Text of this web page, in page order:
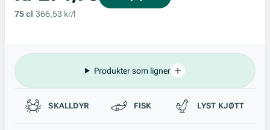
75 cl 366,53 kr/l
Produkter som ligner
Passer til
SKALLDYR FISK LYST KJØTT